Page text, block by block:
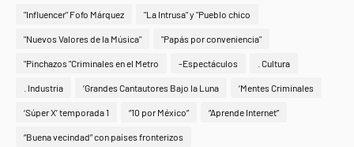
"Influencer" Fofo Márquez "La Intrusa" y "Pueblo chico
"Nuevos Valores de la Música" "Papás por conveniencia"
"Pinchazos "Criminales en el Metro -Espectáculos . Cultura
. Industria ‘Grandes Cantautores Bajo la Luna ‘Mentes Criminales
‘Súper X’ temporada 1 “10 por México” “Aprende Internet”
“Buena vecindad” con países fronterizos